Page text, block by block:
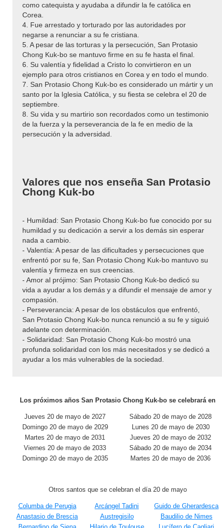
como catequista y ayudaba a difundir la fe católica en
Corea.
4. Fue arrestado y torturado por las autoridades por
negarse a renunciar a su fe cristiana.
5. A pesar de las torturas y la persecución, San Protasio
Chong Kuk-bo se mantuvo firme en su fe hasta el final.
6. Su valentía y fidelidad a Cristo lo convirtieron en un
ejemplo para otros cristianos en Corea y en todo el mundo.
7. San Protasio Chong Kuk-bo es considerado un mártir y un
santo por la Iglesia Católica, y su fiesta se celebra el 20 de
septiembre.
8. Su vida y su martirio son recordados como un testimonio
de la fuerza y la perseverancia de la fe en medio de la
persecución y la adversidad.
Valores que nos enseña San Protasio
Chong Kuk-bo
- Humildad: San Protasio Chong Kuk-bo fue conocido por su
humildad y su dedicación a servir a los demás sin esperar
nada a cambio.
- Valentía: A pesar de las dificultades y persecuciones que
enfrentó por su fe, San Protasio Chong Kuk-bo mantuvo su
valentía y firmeza en sus creencias.
- Amor al prójimo: San Protasio Chong Kuk-bo dedicó su
vida a ayudar a los demás y a difundir el mensaje de amor y
compasión.
- Perseverancia: A pesar de los obstáculos que enfrentó,
San Protasio Chong Kuk-bo nunca renunció a su fe y siguió
adelante con determinación.
- Solidaridad: San Protasio Chong Kuk-bo mostró una
profunda solidaridad con los más necesitados y se dedicó a
ayudar a los más vulnerables de la sociedad.
Los próximos años San Protasio Chong Kuk-bo se celebrará en
Jueves 20 de mayo de 2027
Sábado 20 de mayo de 2028
Domingo 20 de mayo de 2029
Lunes 20 de mayo de 2030
Martes 20 de mayo de 2031
Jueves 20 de mayo de 2032
Viernes 20 de mayo de 2033
Sábado 20 de mayo de 2034
Domingo 20 de mayo de 2035
Martes 20 de mayo de 2036
Otros santos que se celebran el día 20 de mayo
Columba de Perugia Arcángel Tadini
Guido de Gherardesca
Anastasio de Brescia
Austregisilo
Baudilio de Nimes